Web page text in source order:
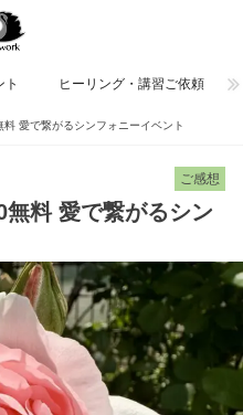
ト ヒーリング・講習ご依頼
料 愛で繋がるシンフォニーイベント
ご感想
無料 愛で繋がるシン